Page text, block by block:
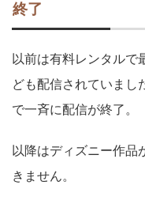
終了
以前は有料レンタルで
ども配信されていまし
で一斉に配信が終了。
以降はディズニー作品
きません。